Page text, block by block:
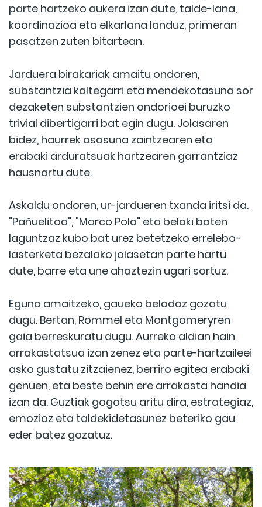
parte hartzeko aukera izan dute, talde-lana,
koordinazioa eta elkarlana landuz, primeran
pasatzen zuten bitartean.
Jarduera birakariak amaitu ondoren,
substantzia kaltegarri eta mendekotasuna sor
dezaketen substantzien ondorioei buruzko
trivial dibertigarri bat egin dugu. Jolasaren
bidez, haurrek osasuna zaintzearen eta
erabaki arduratsuak hartzearen garrantziaz
hausnartu dute.
Askaldu ondoren, ur-jardueren txanda iritsi da.
"Pañuelitoa", "Marco Polo" eta belaki baten
laguntzaz kubo bat urez betetzeko errelebo-
lasterketa bezalako jolasetan parte hartu
dute, barre eta une ahaztezin ugari sortuz.
Eguna amaitzeko, gaueko beladaz gozatu
dugu. Bertan, Rommel eta Montgomeryren
gaia berreskuratu dugu. Aurreko aldian hain
arrakastatsua izan zenez eta parte-hartzaileei
asko gustatu zitzaienez, berriro egitea erabaki
genuen, eta beste behin ere arrakasta handia
izan da. Guztiak gogotsu aritu dira, estrategiaz,
emozioz eta taldekidetasunez beteriko gau
eder batez gozatuz.